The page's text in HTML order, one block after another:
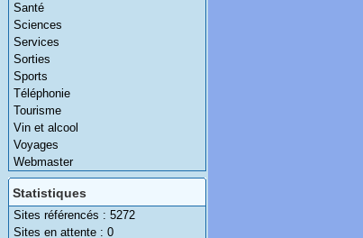
Santé
Sciences
Services
Sorties
Sports
Téléphonie
Tourisme
Vin et alcool
Voyages
Webmaster
Statistiques
Sites référencés : 5272
Sites en attente : 0